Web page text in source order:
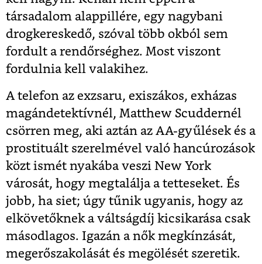
társadalom alappillére, egy nagybani
drogkereskedő, szóval több okból sem
fordult a rendőrséghez. Most viszont
fordulnia kell valakihez.
A telefon az exzsaru, exiszákos, exházas
magándetektívnél, Matthew Scuddernél
csörren meg, aki aztán az AA-gyűlések és a
prostituált szerelmével való hancúrozások
közt ismét nyakába veszi New York
városát, hogy megtalálja a tetteseket. És
jobb, ha siet; úgy tűnik ugyanis, hogy az
elkövetőknek a váltságdíj kicsikarása csak
másodlagos. Igazán a nők megkínzását,
megerőszakolását és megölését szeretik.